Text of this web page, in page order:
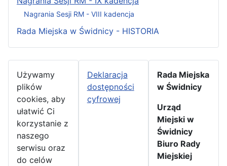
Nagrania Sesji RM - VIII kadencja
Rada Miejska w Świdnicy - HISTORIA
Używamy
plików
cookies, aby
ułatwić Ci
korzystanie z
naszego
serwisu oraz
do celów
Deklaracja
dostępności
cyfrowej
Rada Miejska
w Świdnicy
Urząd
Miejski w
Świdnicy
Biuro Rady
Miejskiej